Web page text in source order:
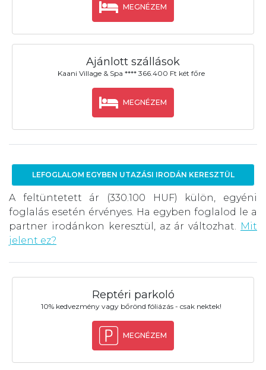
MEGNÉZEM
Ajánlott szállások
Kaani Village & Spa **** 366.400 Ft két főre
MEGNÉZEM
LEFOGLALOM EGYBEN UTAZÁSI IRODÁN KERESZTÜL
A feltüntetett ár (330.100 HUF) külön, egyéni
foglalás esetén érvényes. Ha egyben foglalod le a
partner irodánkon keresztül, az ár változhat. Mit
jelent ez?
Reptéri parkoló
10% kedvezmény vagy bőrönd fóliázás - csak nektek!
MEGNÉZEM